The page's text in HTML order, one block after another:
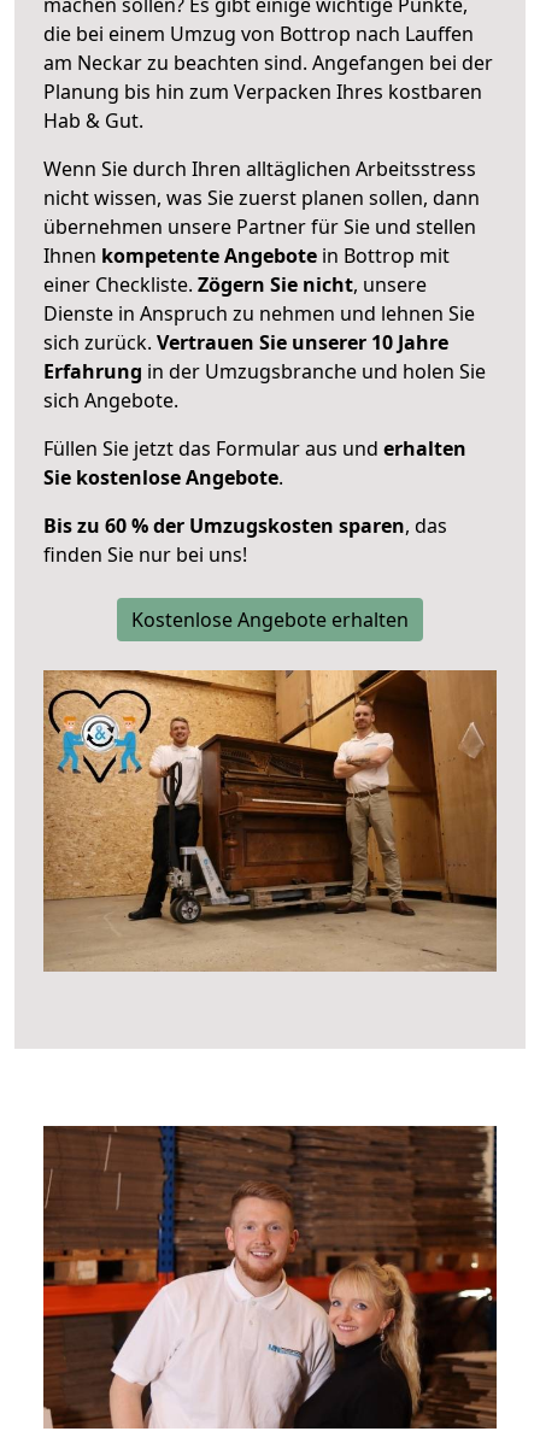
die bei einem Umzug von Bottrop nach Lauffen
am Neckar zu beachten sind. Angefangen bei der
Planung bis hin zum Verpacken Ihres kostbaren
Hab & Gut.
Wenn Sie durch Ihren alltäglichen Arbeitsstress
nicht wissen, was Sie zuerst planen sollen, dann
übernehmen unsere Partner für Sie und stellen
Ihnen kompetente Angebote in Bottrop mit
einer Checkliste. Zögern Sie nicht, unsere
Dienste in Anspruch zu nehmen und lehnen Sie
sich zurück. Vertrauen Sie unserer 10 Jahre
Erfahrung in der Umzugsbranche und holen Sie
sich Angebote.
Füllen Sie jetzt das Formular aus und erhalten
Sie kostenlose Angebote.
Bis zu 60 % der Umzugskosten sparen, das
finden Sie nur bei uns!
Kostenlose Angebote erhalten